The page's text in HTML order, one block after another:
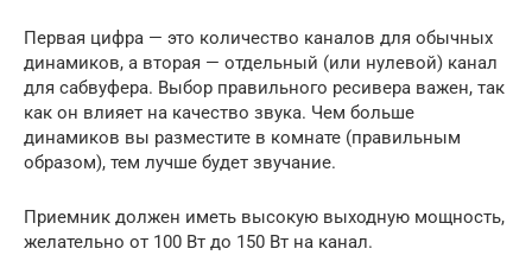
Первая цифра — это количество каналов для обычных
динамиков, а вторая — отдельный (или нулевой) канал
для сабвуфера. Выбор правильного ресивера важен, так
как он влияет на качество звука. Чем больше
динамиков вы разместите в комнате (правильным
образом), тем лучше будет звучание.
Приемник должен иметь высокую выходную мощность,
желательно от 100 Вт до 150 Вт на канал.